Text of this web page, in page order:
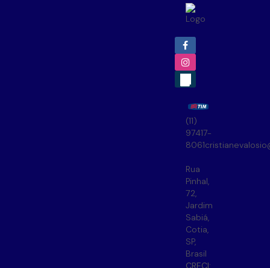
(11)
97417-
8061
Rua
Pinhal,
72,
Jardim
Sabiá,
Cotia,
SP,
Brasil